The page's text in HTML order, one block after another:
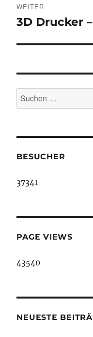
WEITER
Nächster
3D Drucker
Suche
nach:
BESUCHER
37341
PAGE VIEWS
43540
NEUESTE